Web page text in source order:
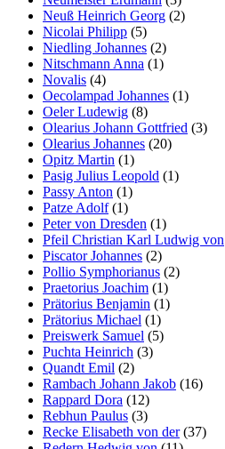
Neuß Heinrich Georg (2)
Nicolai Philipp (5)
Niedling Johannes (2)
Nitschmann Anna (1)
Novalis (4)
Oecolampad Johannes (1)
Oeler Ludewig (8)
Olearius Johann Gottfried (3)
Olearius Johannes (20)
Opitz Martin (1)
Pasig Julius Leopold (1)
Passy Anton (1)
Patze Adolf(1)
Peter von Dresden (1)
Pfeil Christian Karl Ludwig von
Piscator Johannes (2)
Pollio Symphorianus (2)
Praetorius Joachim (1)
Prätorius Benjamin (1)
Prätorius Michael (1)
Preiswerk Samuel (5)
Puchta Heinrich (3)
Quandt Emil (2)
Rambach Johann Jakob (16)
Rappard Dora (12)
Rebhun Paulus (3)
Recke Elisabeth von der(37)